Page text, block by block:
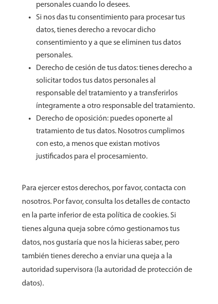
personales cuando lo desees.
Si nos das tu consentimiento para procesar tus
datos, tienes derecho a revocar dicho
consentimiento y a que se eliminen tus datos
personales.
Derecho de cesión de tus datos: tienes derecho a
solicitar todos tus datos personales al
responsable del tratamiento y a transferirlos
íntegramente a otro responsable del tratamiento.
Derecho de oposición: puedes oponerte al
tratamiento de tus datos. Nosotros cumplimos
con esto, a menos que existan motivos
justificados para el procesamiento.
Para ejercer estos derechos, por favor, contacta con
nosotros. Por favor, consulta los detalles de contacto
en la parte inferior de esta política de cookies. Si
tienes alguna queja sobre cómo gestionamos tus
datos, nos gustaría que nos la hicieras saber, pero
también tienes derecho a enviar una queja a la
autoridad supervisora (la autoridad de protección de
datos).